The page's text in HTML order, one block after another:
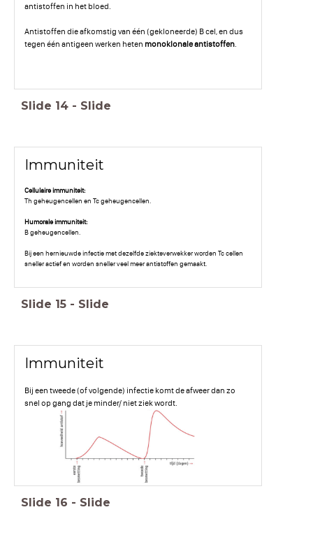
antistoffen in het bloed.
Antistoffen die afkomstig van één (gekloneerde) B cel, en dus
tegen één antigeen werken heten monoklonale antistoffen.
Slide 14 - Slide
Immuniteit
Cellulaire immuniteit:
Th geheugencellen en Tc geheugencellen.
Humorale immuniteit:
B geheugencellen.
Bij een hernieuwde infectie met dezelfde ziekteverwekker worden Tc cellen
sneller actief en worden sneller veel meer antistoffen gemaakt.
Slide 15 - Slide
Immuniteit
Bij een tweede (of volgende) infectie komt de afweer dan zo
snel op gang dat je minder/ niet ziek wordt.
Slide 16 - Slide